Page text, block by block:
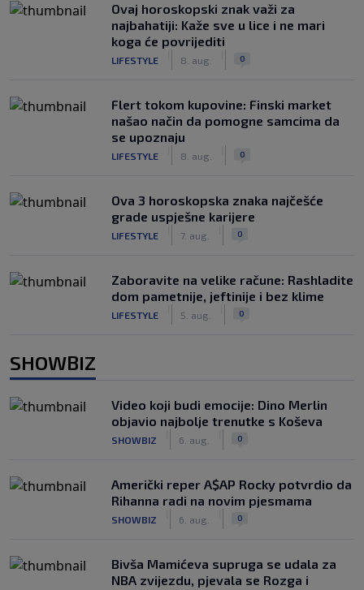
Ovaj horoskopski znak važi za
najbahatiji: Kaže sve u lice i ne mari
koga će povrijediti
LIFESTYLE 8. aug. 0
Flert tokom kupovine: Finski market
našao način da pomogne samcima da
se upoznaju
LIFESTYLE 8. aug. 0
Ova 3 horoskopska znaka najčešće
grade uspješne karijere
LIFESTYLE 7. aug. 0
Zaboravite na velike račune: Rashladite
dom pametnije, jeftinije i bez klime
LIFESTYLE 5. aug. 0
SHOWBIZ
Video koji budi emocije: Dino Merlin
objavio najbolje trenutke s Koševa
SHOWBIZ 6. aug. 0
Američki reper A$AP Rocky potvrdio da
Rihanna radi na novim pjesmama
SHOWBIZ 6. aug. 0
Bivša Mamićeva supruga se udala za
NBA zvijezdu, pjevala se Rozga i